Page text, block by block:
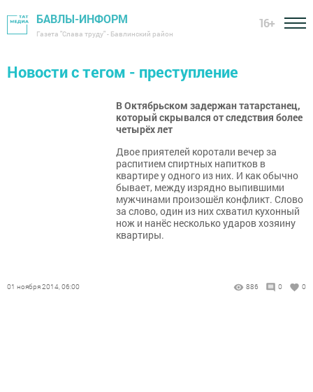
БАВЛЫ-ИНФОРМ
Газета "Слава труду" - Бавлинский район
16+
Новости с тегом - преступление
В Октябрьском задержан татарстанец,
который скрывался от следствия более
четырёх лет
Двое приятелей коротали вечер за
распитием спиртных напитков в
квартире у одного из них. И как обычно
бывает, между изрядно выпившими
мужчинами произошёл конфликт. Слово
за слово, один из них схватил кухонный
нож и нанёс несколько ударов хозяину
квартиры.
01 ноября 2014, 06:00 886 0 0